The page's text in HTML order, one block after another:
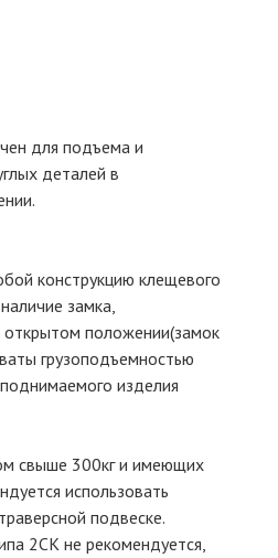
для подъема и
деталей в
конструкцию клещевого
замка,
положении(замок
грузоподъемностью
изделия
свыше 300кг и имеющих
использовать
подвеске.
2СК не рекомендуется,